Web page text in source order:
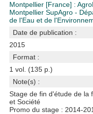
Montpellier [France] :
Montpellier SupAgro -
de l'Eau et de
Date de publication :
2015
Format :
1 vol. (135 p.)
Note(s) :
Stage de fin d'étude de la
et Société
Promo du stage : 2014-